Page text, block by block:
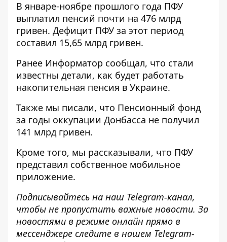
В январе-ноябре прошлого года ПФУ
выплатил пенсий почти на 476 млрд
гривен. Дефицит ПФУ за этот период
составил 15,65 млрд гривен.
Ранее Информатор сообщал, что стали
известны детали, как будет работать
накопительная пенсия в Украине.
Также мы писали, что Пенсионный фонд
за годы оккупации Донбасса не получил
141 млрд гривен.
Кроме того, мы рассказывали, что ПФУ
представил собственное мобильное
приложение.
Подписывайтесь на наш Telegram-канал,
чтобы не пропустить важные новости. За
новостями в режиме онлайн прямо в
мессенджере следите в нашем Telegram-